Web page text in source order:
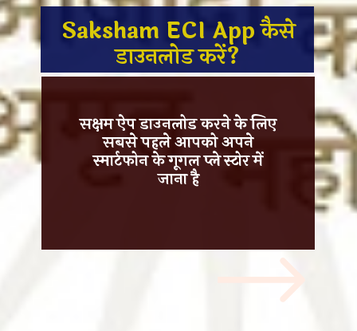
Saksham ECI App कैसे
डाउनलोड करें?
सक्षम ऐप डाउनलोड करने के लिए
सबसे पहले आपको अपने
स्मार्टफोन के गूगल प्ले स्टोरमें
जाना है